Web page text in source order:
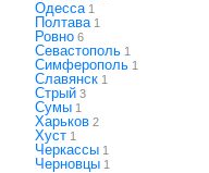
Одесса 1
Полтава 1
Ровно 6
Севастополь 1
Симферополь 1
Славянск 1
Стрый 3
Сумы 1
Харьков 2
Хуст 1
Черкассы 1
Черновцы 1